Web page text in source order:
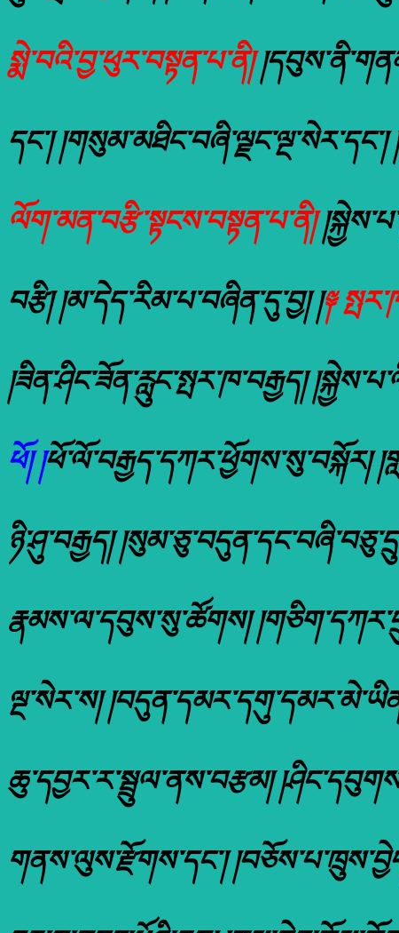
སྨེ་བའི་བྱ་ཕུར་བསྟན་པ་ནི།
དང་།
ལོག་མན་བརྩི་སྟངས་བསྟན་པ་ནི།
བརྩི། །མ་དེད་རིམ་པ་བཞིན་དུ་བྱ། །༈
།ཟིན་ཤིང་ཟོན་རླུང་སྤར་ཁ་བརྒྱད།
ཕོ། །ཕོ་ལོ་བརྒྱད་དཀར་ཕྱོགས་སུ་བསྐོར།
ཉི་ཤུ་བརྒྱད།
རྣམས་ལ་དབུས་སུ་ཚོགས།
ལྔ་སེར་ས།
ཆུ་དབྱར་ར་སྦྲུལ་ནས་བརྩམ།
གནས་ལུས་རྫོགས་དང་།